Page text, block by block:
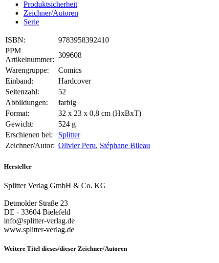
Produktsicherheit
Zeichner/Autoren
Serie
ISBN:
9783958392410
PPM
Artikelnummer:
309608
Warengruppe:
Comics
Einband:
Hardcover
Seitenzahl:
52
Abbildungen:
farbig
Format:
32 x 23 x 0,8 cm (HxBxT)
Gewicht:
524 g
Erschienen bei:
Splitter
Zeichner/Autor: Olivier Peru, Stéphane Bileau
Hersteller
Splitter Verlag GmbH & Co. KG
Detmolder Straße 23
DE - 33604 Bielefeld
info@splitter-verlag.de
www.splitter-verlag.de
Weitere Titel dieses/dieser Zeichner/Autoren